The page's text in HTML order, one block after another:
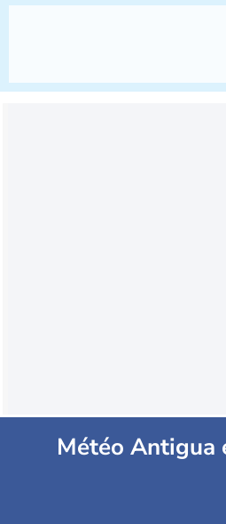
Météo Antigua